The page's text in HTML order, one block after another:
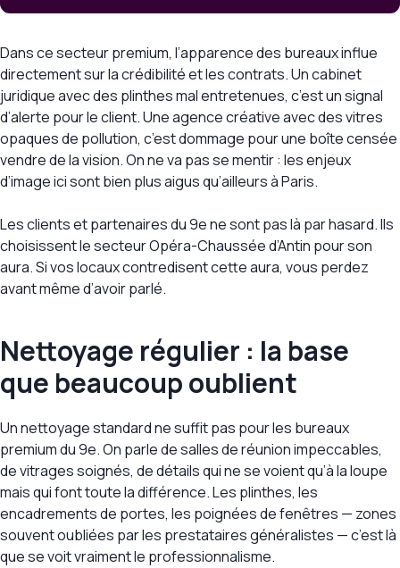
Dans ce secteur premium, l’apparence des bureaux influe
directement sur la crédibilité et les contrats. Un cabinet
juridique avec des plinthes mal entretenues, c’est un signal
d’alerte pour le client. Une agence créative avec des vitres
opaques de pollution, c’est dommage pour une boîte censée
vendre de la vision. On ne va pas se mentir : les enjeux
d’image ici sont bien plus aigus qu’ailleurs à Paris.
Les clients et partenaires du 9e ne sont pas là par hasard. Ils
choisissent le secteur Opéra-Chaussée d’Antin pour son
aura. Si vos locaux contredisent cette aura, vous perdez
avant même d’avoir parlé.
Nettoyage régulier : la base
que beaucoup oublient
Un nettoyage standard ne suffit pas pour les bureaux
premium du 9e. On parle de salles de réunion impeccables,
de vitrages soignés, de détails qui ne se voient qu’à la loupe
mais qui font toute la différence. Les plinthes, les
encadrements de portes, les poignées de fenêtres — zones
souvent oubliées par les prestataires généralistes — c’est là
que se voit vraiment le professionnalisme.